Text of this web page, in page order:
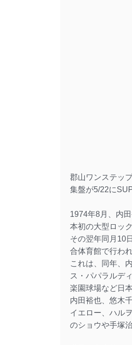
郡山ワンステッ
集盤が5/22に
1974年8月、内
本初の大型ロッ
その翌年同月10
合体育館で行われ
これは、同年、
ス・パパラルデ
楽園球場など日
内田裕也、悠木
イエロー、ハル
のショウや手塚